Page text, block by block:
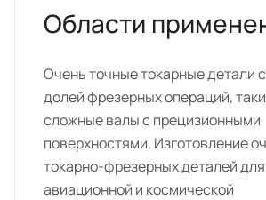
Области
Очень точные токарные детали
долей фрезерных операций,
сложные валы с прецизионными
поверхностями. Изготовление
токарно-фрезерных деталей для
авиационной и космической